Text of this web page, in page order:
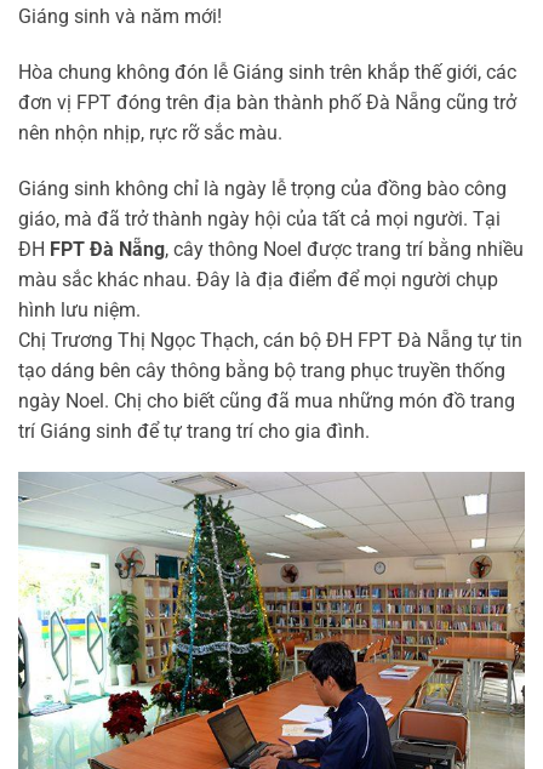
Giáng sinh và năm mới!
Hòa chung không đón lễ Giáng sinh trên khắp thế giới, các
đơn vị FPT đóng trên địa bàn thành phố Đà Nẵng cũng trở
nên nhộn nhịp, rực rỡ sắc màu.
Giáng sinh không chỉ là ngày lễ trọng của đồng bào công
giáo, mà đã trở thành ngày hội của tất cả mọi người. Tại
ĐH FPT Đà Nẵng, cây thông Noel được trang trí bằng nhiều
màu sắc khác nhau. Đây là địa điểm để mọi người chụp
hình lưu niệm.
Chị Trương Thị Ngọc Thạch, cán bộ ĐH FPT Đà Nẵng tự tin
tạo dáng bên cây thông bằng bộ trang phục truyền thống
ngày Noel. Chị cho biết cũng đã mua những món đồ trang
trí Giáng sinh để tự trang trí cho gia đình.